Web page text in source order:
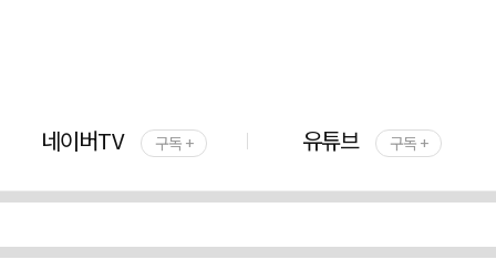
네이버TV 구독 + 유튜브 구독 +